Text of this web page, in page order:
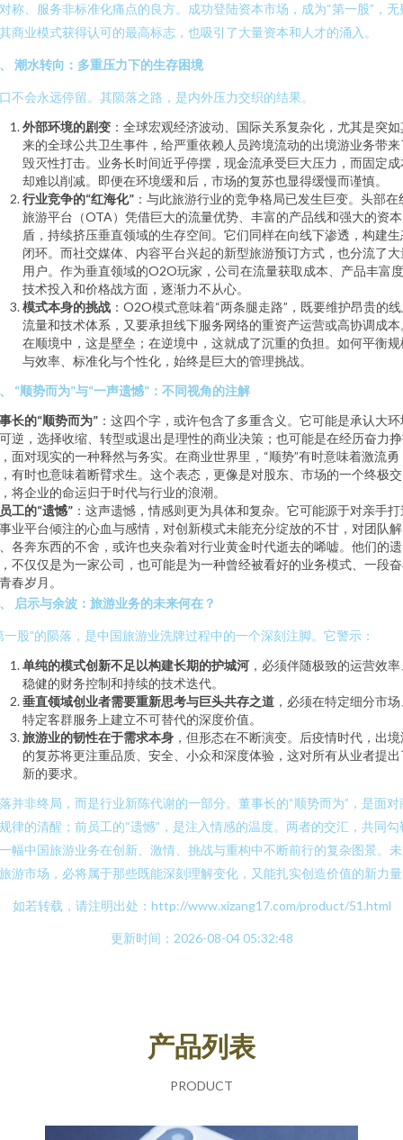
称、服务非标准化痛点的良方。成功登陆资本市场，成为“第一股”，无
商业模式获得认可的最高标志，也吸引了大量资本和人才的涌入。
潮水转向：多重压力下的生存困境
不会永远停留。其陨落之路，是内外压力交织的结果。
外部环境的剧变 ：全球宏观经济波动、国际关系复杂化，尤其是突如
来的全球公共卫生事件，给严重依赖人员跨境流动的出境游业务带来
毁灭性打击。业务长时间近乎停摆，现金流承受巨大压力，而固定成
却难以削减。即便在环境缓和后，市场的复苏也显得缓慢而谨慎。
行业竞争的“红海化” ：与此旅游行业的竞争格局已发生巨变。头部在
旅游平台（OTA）凭借巨大的流量优势、丰富的产品线和强大的资
盾，持续挤压垂直领域的生存空间。它们同样在向线下渗透，构建生
闭环。而社交媒体、内容平台兴起的新型旅游预订方式，也分流了大
用户。作为垂直领域的O2O玩家，公司在流量获取成本、产品丰富
技术投入和价格战方面，逐渐力不从心。
模式本身的挑战 ：O2O模式意味着“两条腿走路”，既要维护昂贵的
流量和技术体系，又要承担线下服务网络的重资产运营或高协调成本
在顺境中，这是壁垒；在逆境中，这就成了沉重的负担。如何平衡规
与效率、标准化与个性化，始终是巨大的管理挑战。
“顺势而为”与“一声遗憾”：不同视角的注解
长的“顺势而为” ：这四个字，或许包含了多重含义。它可能是承认大环
逆，选择收缩、转型或退出是理性的商业决策；也可能是在经历奋力
面对现实的一种释然与务实。在商业世界里，“顺势”有时意味着激流勇
有时也意味着断臂求生。这个表态，更像是对股东、市场的一个终极交
将企业的命运归于时代与行业的浪潮。
工的“遗憾” ：这声遗憾，情感则更为具体和复杂。它可能源于对亲手打
业平台倾注的心血与感情，对创新模式未能充分绽放的不甘，对团队解
各奔东西的不舍，或许也夹杂着对行业黄金时代逝去的唏嘘。他们的遗
不仅仅是为一家公司，也可能是为一种曾经被看好的业务模式、一段
春岁月。
启示与余波：旅游业务的未来何在？
一股”的陨落，是中国旅游业洗牌过程中的一个深刻注脚。它警示：
单纯的模式创新不足以构建长期的护城河 ，必须伴随极致的运营效
稳健的财务控制和持续的技术迭代。
垂直领域创业者需要重新思考与巨头共存之道 ，必须在特定细分市
特定客群服务上建立不可替代的深度价值。
旅游业的韧性在于需求本身 ，但形态在不断演变。后疫情时代，出
的复苏将更注重品质、安全、小众和深度体验，这对所有从业者提出
新的要求。
并非终局，而是行业新陈代谢的一部分。董事长的“顺势而为”，是面对
律的清醒；前员工的“遗憾”，是注入情感的温度。两者的交汇，共同勾
幅中国旅游业务在创新、激情、挑战与重构中不断前行的复杂图景。
游市场，必将属于那些既能深刻理解变化，又能扎实创造价值的新力
如若转载，请注明出处：http://www.xizang17.com/product/51.html
更新时间：2026-08-04 05:32:48
产品列表
PRODUCT